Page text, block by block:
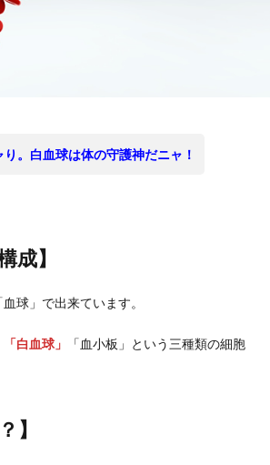
り。白血球は体の守護神だニャ！
成】
球」で出来ています。
「白血球」
「血小板」という三種類の細胞
】